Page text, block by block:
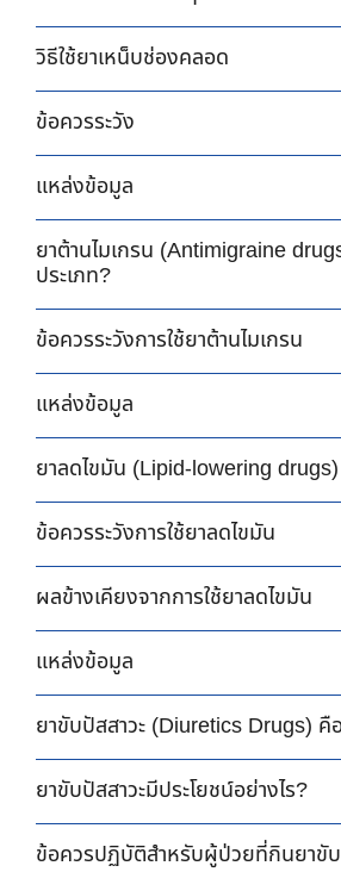
วิธีใช้ยาเหน็บช่องคลอด
ข้อควรระวัง
แหล่งข้อมูล
ยาต้านไมเกรน (Antimigraine
ประเภท?
ข้อควรระวังการใช้ยาต้านไมเกรน
แหล่งข้อมูล
ยาลดไขมัน (Lipid-lowering
ข้อควรระวังการใช้ยาลดไขมัน
ผลข้างเคียงจากการใช้ยาลดไขมัน
แหล่งข้อมูล
ยาขับปัสสาวะ (Diuretics Drugs) คื
ยาขับปัสสาวะมีประโยชน์อย่างไร?
ข้อควรปฏิบัติสำหรับผู้ป่วยที่กินยาขับ